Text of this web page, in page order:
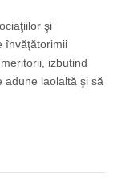
şi
învăţătorimii
izbutind
adune laolaltă şi să